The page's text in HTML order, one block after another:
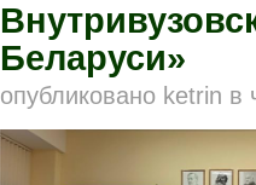
Беларуси»
опубликовано ketrin в